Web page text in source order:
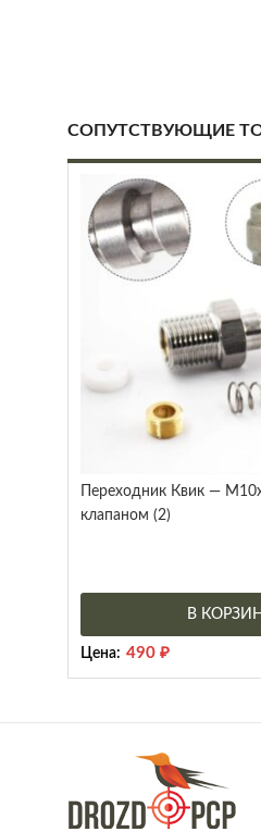
СОПУТСТВУЮЩИЕ
Переходник Квик —
клапаном (2)
В
Цена: 490 ₽